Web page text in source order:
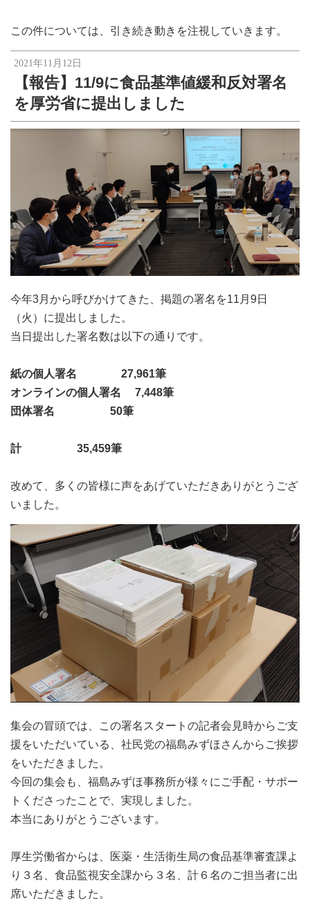
この件については、引き続き動きを注視していきます。
2021年11月12日
【報告】11/9に食品基準値緩和反対署名
を厚労省に提出しました
今年3月から呼びかけてきた、掲題の署名を11月9日
（火）に提出しました。
当日提出した署名数は以下の通りです。
紙の個人署名 27,961筆
オンラインの個人署名 7,448筆
団体署名 50筆
計 35,459筆
改めて、多くの皆様に声をあげていただきありがとうござ
いました。
集会の冒頭では、この署名スタートの記者会見時からご支
援をいただいている、社民党の福島みずほさんからご挨拶
をいただきました。
今回の集会も、福島みずほ事務所が様々にご手配・サポー
トくださったことで、実現しました。
本当にありがとうございます。
厚生労働省からは、医薬・生活衛生局の食品基準審査課よ
り３名、食品監視安全課から３名、計６名のご担当者に出
席いただきました。